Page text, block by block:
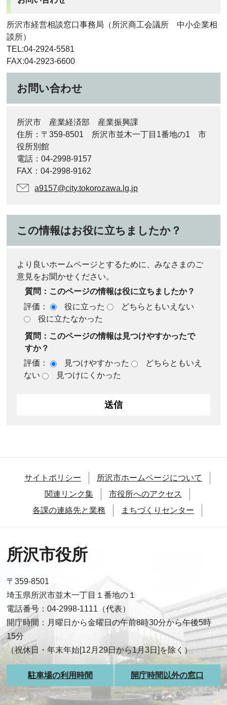
所沢市経営相談窓口事務局（所沢商工会議所 中小企業相
談所）
TEL:04-2924-5581
FAX:04-2923-6600
お問い合わせ
所沢市 産業経済部 産業振興課
住所：〒359-8501 所沢市並木一丁目1番地の1 市
役所別館
電話：04-2998-9157
FAX：04-2998-9162
a9157@city.tokorozawa.lg.jp
この情報はお役に立ちましたか？
より良いホームページとするために、みなさまのご
意見をお聞かせください。
質問：このページの情報は役に立ちましたか？
評価：
役に立った
どちらともいえない
役に立たなかった
質問：このページの情報は見つけやすかったで
すか？
評価：
見つけやすかった
どちらともいえ
ない
見つけにくかった
サイトポリシー
所沢市ホームページについて
関連リンク集
市役所へのアクセス
各課の連絡先と業務
まちづくりセンター
所沢市役所
〒359-8501
埼玉県所沢市並木一丁目１番地の１
電話番号：04-2998-1111（代表）
開庁時間：月曜日から金曜日の午前8時30分から午後5時
15分
（祝休日・年末年始[12月29日から1月3日]を除く）
駐車場の利用時間 開庁時間以外の窓口